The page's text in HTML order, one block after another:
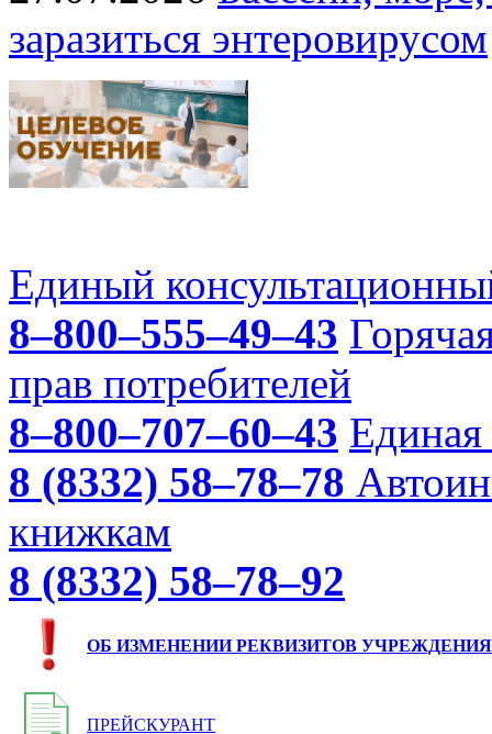
заразиться энтеровирусом
Единый
8–800–555–49–43
прав потребителей
8–800–707–60–43 Единая
8 (8332) 58–78–78
книжкам
8 (8332) 58–78–92
ОБ ИЗМЕНЕНИИ РЕКВИЗИТОВ УЧРЕЖДЕНИЯ
ПРЕЙСКУРАНТ